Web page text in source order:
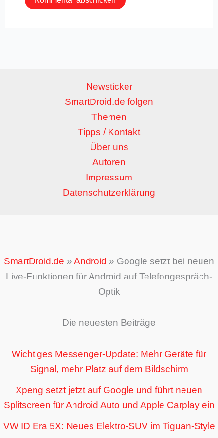
Newsticker
SmartDroid.de folgen
Themen
Tipps / Kontakt
Über uns
Autoren
Impressum
Datenschutzerklärung
SmartDroid.de » Android » Google setzt bei neuen
Live-Funktionen für Android auf Telefongespräch-
Optik
Die neuesten Beiträge
Wichtiges Messenger-Update: Mehr Geräte für
Signal, mehr Platz auf dem Bildschirm
Xpeng setzt jetzt auf Google und führt neuen
Splitscreen für Android Auto und Apple Carplay ein
VW ID Era 5X: Neues Elektro-SUV im Tiguan-Style